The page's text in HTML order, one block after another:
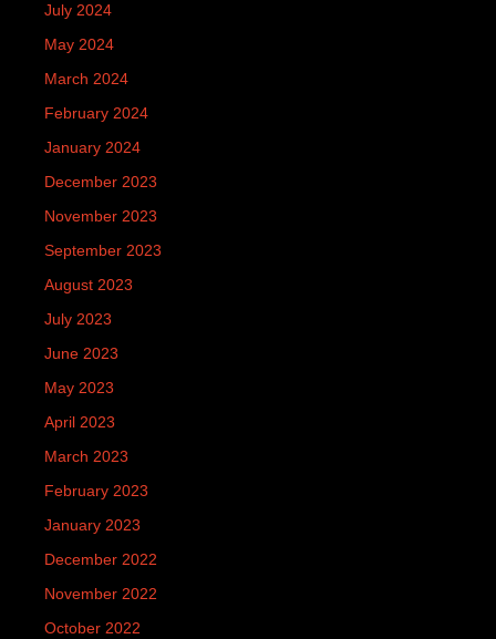
July 2024
May 2024
March 2024
February 2024
January 2024
December 2023
November 2023
September 2023
August 2023
July 2023
June 2023
May 2023
April 2023
March 2023
February 2023
January 2023
December 2022
November 2022
October 2022